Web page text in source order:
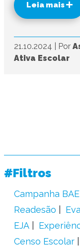
Leia mais
21.10.2024 Por
Ativa Escolar
#Filtros
Campanha BAE
Readesão
EJA
Censo Escolar